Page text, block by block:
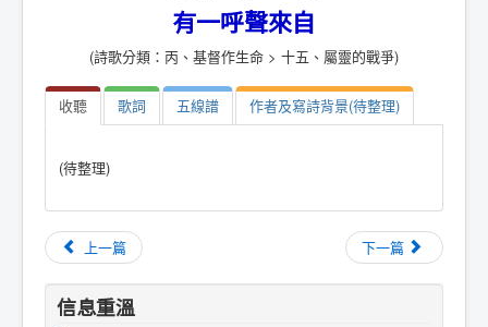
有一呼聲來自
(詩歌分類：丙、基督作生命 > 十五、屬靈的戰爭)
收聽 歌詞 五線譜 作者及寫詩背景(待整理)
(待整理)
上一篇 下一篇
信息重溫